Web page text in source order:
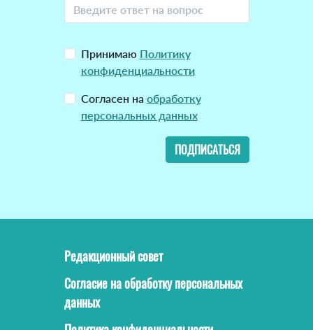
Принимаю Политику
конфиденциальности
Согласен на обработку
персональных данных
ПОДПИСАТЬСЯ
Редакционный совет
Согласие на обработку персональных
данных